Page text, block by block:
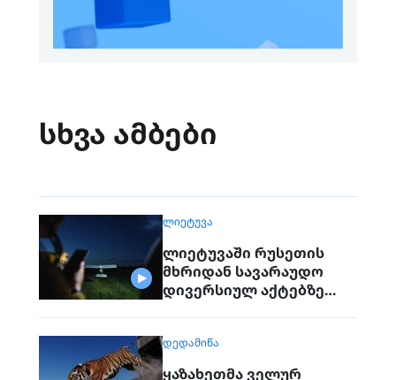
სხვა ამბები
ᲚᲘᲔᲢᲣᲕᲐ
ლიეტუვაში რუსეთის
მხრიდან სავარაუდო
დივერსიულ აქტებზე
ᲓᲔᲓᲐᲛᲘᲬᲐ
ყაზახეთმა ველურ